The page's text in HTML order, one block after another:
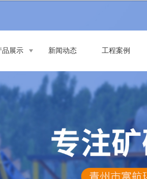
品展示 新闻动态 工程案例